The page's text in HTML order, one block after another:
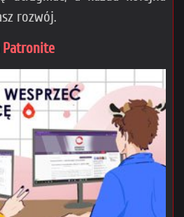
rozwój.